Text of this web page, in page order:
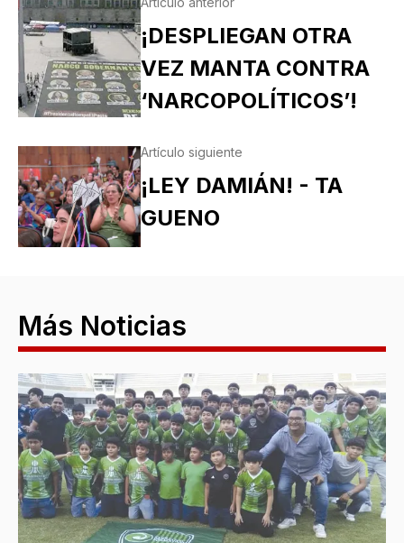
¡DESPLIEGAN OTRA
VEZ MANTA CONTRA
‘NARCOPOLÍTICOS’!
Artículo siguiente
¡LEY DAMIÁN! - TA
GUENO
Más Noticias